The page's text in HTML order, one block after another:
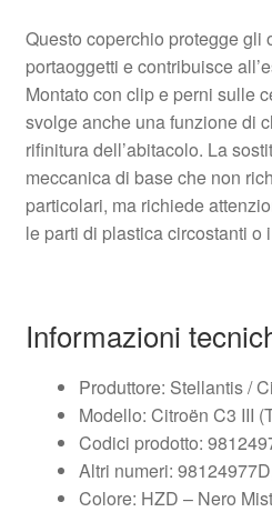
Questo coperchio protegge gli
portaoggetti e contribuisce
Montato con clip e perni sulle
svolge anche una funzione di
rifinitura dell’abitacolo. La
meccanica di base che non
particolari, ma richiede
le parti di plastica circostanti o
Informazioni
Produttore: Stellantis /
Modello: Citroën C3 III
Codici prodotto:
Altri numeri:
Colore: HZD – Nero